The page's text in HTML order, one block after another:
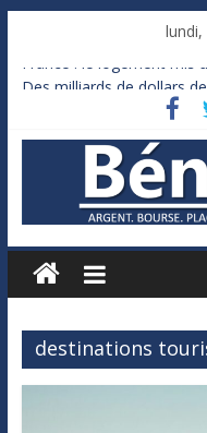
France : le logement mis
Des milliards de dollars
Royaume-Uni : Andy
Xavier Niel, le
Ruée des fortunes
destinations